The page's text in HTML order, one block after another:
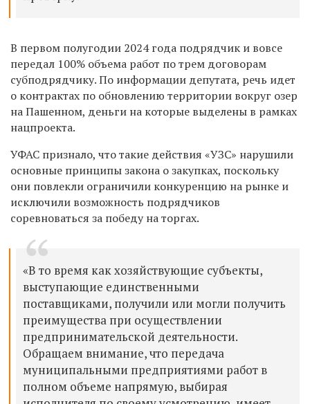
В первом полугодии 2024 года подрядчик и вовсе
передал 100% объема работ по трем договорам
субподрядчику. По информации депутата, речь идет
о контрактах по обновлению территории вокруг озер
на Пашенном, деньги на которые выделены в рамках
нацпроекта.
УФАС признало, что такие действия «УЗС» нарушили
основные принципы закона о закупках, поскольку
они повлекли ограничили конкуренцию на рынке и
исключили возможность подрядчиков
соревноваться за победу на торгах.
«В то время как хозяйствующие субъекты,
выступающие единственными
поставщиками, получили или могли получить
преимущества при осуществлении
предпринимательской деятельности.
Обращаем внимание, что передача
муниципальными предприятиями работ в
полном объеме напрямую, выбирая